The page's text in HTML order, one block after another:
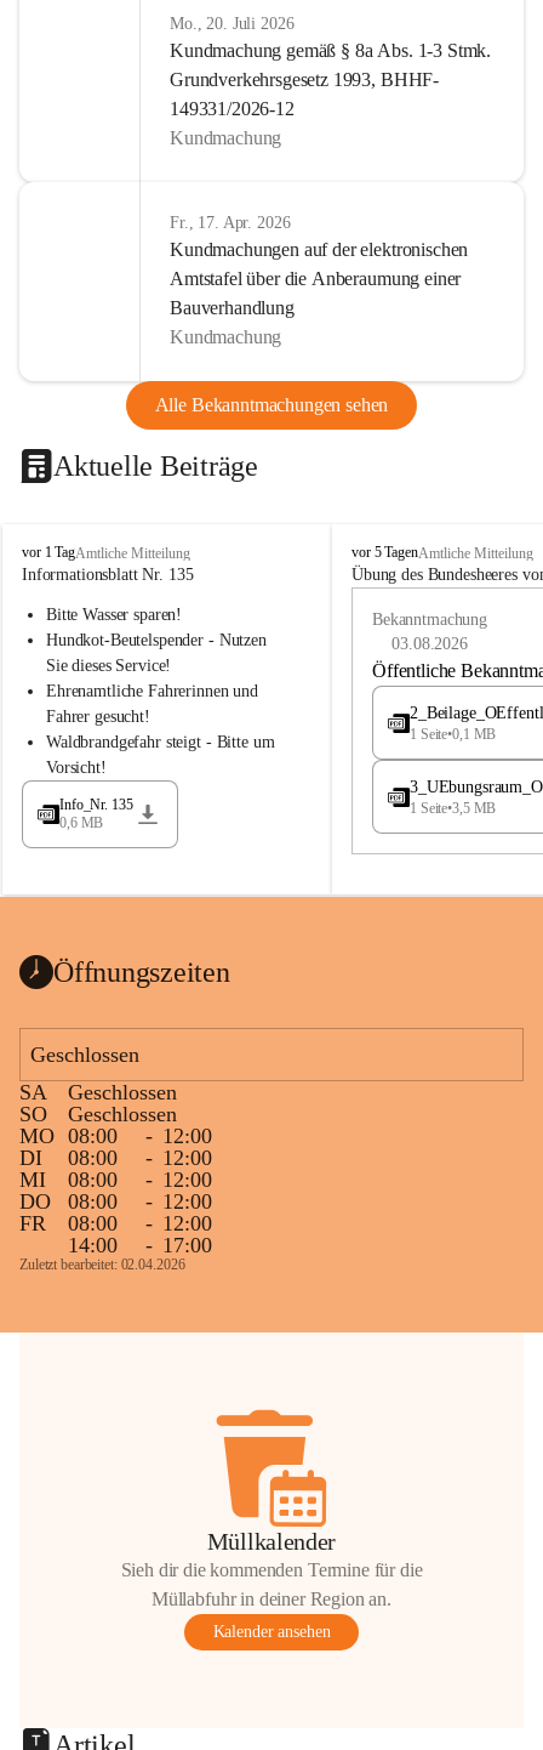
Mo., 20. Juli 2026
Kundmachung gemäß § 8a Abs. 1-3 Stmk.
Grundverkehrsgesetz 1993, BHHF-
149331/2026-12
Kundmachung
Fr., 17. Apr. 2026
Kundmachungen auf der elektronischen
Amtstafel über die Anberaumung einer
Bauverhandlung
Kundmachung
Alle Bekanntmachungen sehen
Aktuelle Beiträge
B
u
h
a
d
l
a
vor 1 TagAmtliche Mitteilung
Informationsblatt Nr. 135
Bitte Wasser sparen!
Hundkot-Beutelspender - Nutzen
Sie dieses Service!
Ehrenamtliche Fahrerinnen und
Fahrer gesucht!
Waldbrandgefahr steigt - Bitte um
Vorsicht!
Info_Nr. 135
0,6 MB
B
u
e
a
vor 5 TagenAmtliche Mitteilung
Übung des Bundesheeres
Bekanntmachung
03.08.2026
Öffentliche
1 Seite•0,1 MB
1 Seite•3,5 MB
Öffnungszeiten
Geschlossen
SA
Geschlossen
SO
Geschlossen
MO 08:00 - 12:00
DI
08:00 - 12:00
MI
08:00 - 12:00
DO
08:00 - 12:00
FR
08:00 - 12:00
14:00
- 17:00
Zuletzt bearbeitet: 02.04.2026
Müllkalender
Sieh dir die kommenden Termine für die
Müllabfuhr in deiner Region an.
Kalender ansehen